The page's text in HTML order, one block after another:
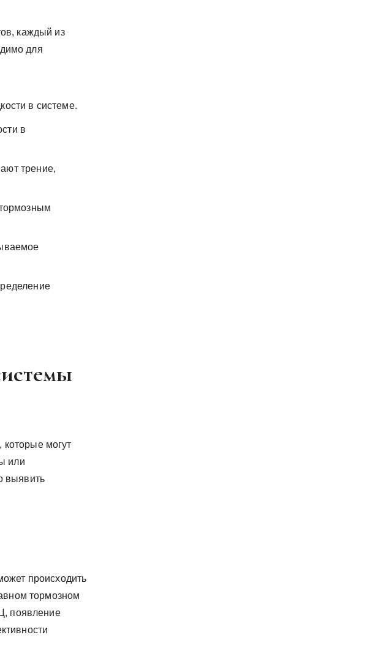
каждый из
для
в системе.
в
трение,
могут
или
выявить
происходить
тормозном
появление